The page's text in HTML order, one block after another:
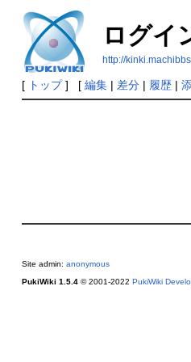
ログイ
http://
[ トップ] [ 編集| 差分| 履歴|
Site admin: anonymous
PukiWiki 1.5.4© 2001-2022 PukiWiki